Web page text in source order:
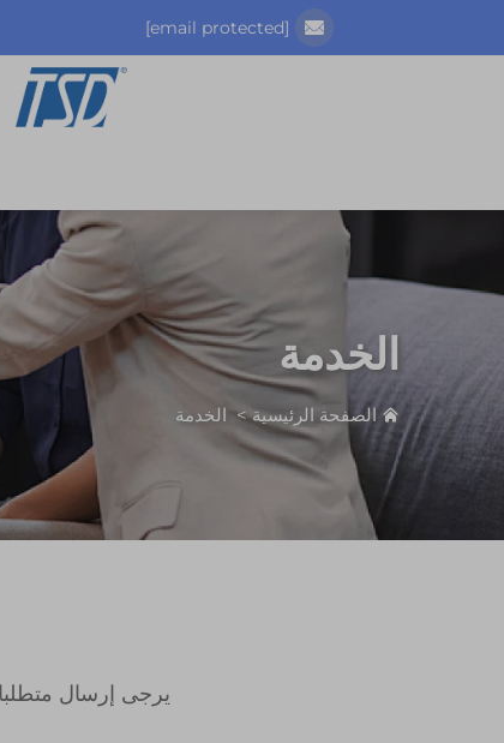
[email protected]
الخدمة
الصفحة الرئيسية> الخدمة
يرجى إرسال